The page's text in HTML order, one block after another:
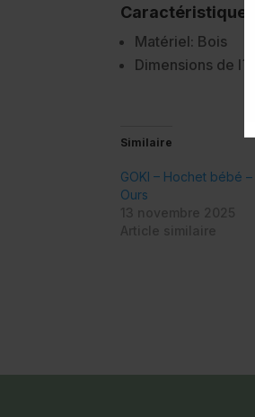
Matériel: Bois
Dimensions de
Similaire
GOKI – Hochet bébé –
Ours